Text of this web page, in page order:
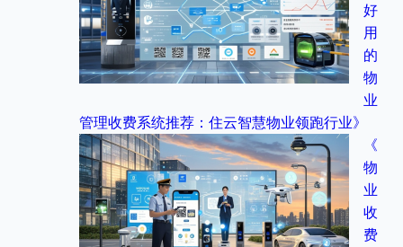
好
用
的
物
业
管理收费系统推荐：住云智慧物业领跑行业》
《
物
业
收
费